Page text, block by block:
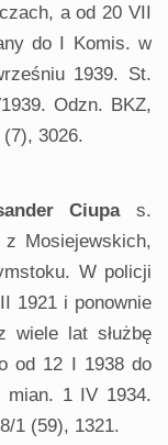
a od 20 VII
do I Komis. w
1939. St.
Odzn. BKZ,
3026.
Ciupas.
Mosiejewskich,
W policji
1921 i ponownie
wiele lat służbę
od 12 I 1938 do
1 IV 1934.
1 (59), 1321.